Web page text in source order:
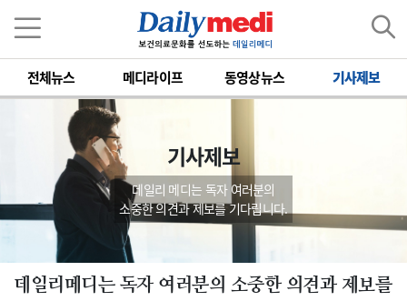
전체뉴스 메디라이프 동영상뉴스 기사제보
기사제보
데일리 메디는 독자 여러분의
소중한 의견과 제보를 기다립니다.
데일리메디는 독자 여러분의 소중한 의견과 제보를